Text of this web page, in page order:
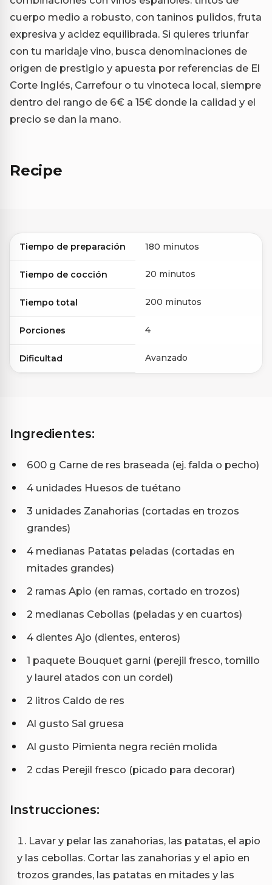
cuerpo medio a robusto, con taninos pulidos, fruta
expresiva y acidez equilibrada. Si quieres triunfar
con tu maridaje vino, busca denominaciones de
origen de prestigio y apuesta por referencias de El
Corte Inglés, Carrefour o tu vinoteca local, siempre
dentro del rango de 6€ a 15€ donde la calidad y el
precio se dan la mano.
Recipe
Tiempo de preparación 180 minutos
Tiempo de cocción 20 minutos
Tiempo total 200 minutos
Porciones 4
Dificultad Avanzado
Ingredientes:
600 g Carne de res braseada (ej. falda o pecho)
4 unidades Huesos de tuétano
3 unidades Zanahorias (cortadas en trozos
grandes)
4 medianas Patatas peladas (cortadas en
mitades grandes)
2 ramas Apio (en ramas, cortado en trozos)
2 medianas Cebollas (peladas y en cuartos)
4 dientes Ajo (dientes, enteros)
1 paquete Bouquet garni (perejil fresco, tomillo
y laurel atados con un cordel)
2 litros Caldo de res
Al gusto Sal gruesa
Al gusto Pimienta negra recién molida
2 cdas Perejil fresco (picado para decorar)
Instrucciones:
Lavar y pelar las zanahorias, las patatas, el apio
y las cebollas. Cortar las zanahorias y el apio en
trozos grandes, las patatas en mitades y las